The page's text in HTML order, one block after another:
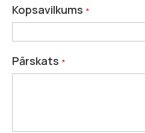
Kopsavilkums
Pārskats